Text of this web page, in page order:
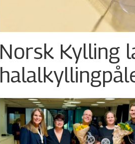
Norsk Kylling